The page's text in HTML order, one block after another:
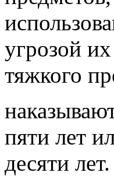
угрозой
тяжкого
пяти лет
десяти лет.